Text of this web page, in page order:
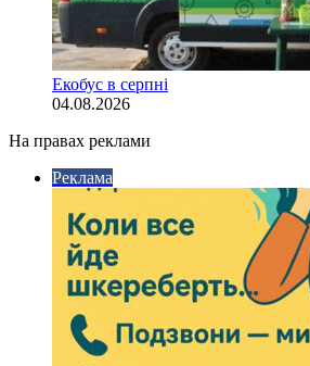
Екобус в серпні
04.08.2026
На правах реклами
Реклама